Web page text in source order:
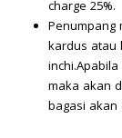
charge 25%.
kardus atau
maka akan
bagasi